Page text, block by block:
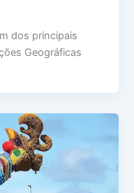
dos principais
Geográficas